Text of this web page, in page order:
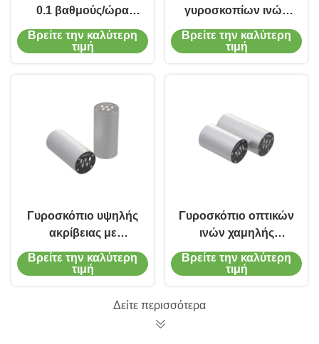
0.1 βαθμούς/ώρα
Προδιάθεση Οπτικός
Γυροσυντηρητής
Βρείτε την καλύτερη
τιμή
γυροσκοπίων ινών
ακρίβειας Triaxial για
το ενσωματωμένο
Βρείτε την καλύτερη
τιμή
Γυροσκόπιο υψηλής
ακρίβειας με
μονοάξονα ίνες
χαμηλής ισχύος
Βρείτε την καλύτερη
τιμή
Γυροσκόπιο οπτικών
ινών χαμηλής
σταθερότητας μονής
κατεύθυνσης,
γυροσκοπίου
Βρείτε την καλύτερη
τιμή
Δείτε περισσότερα